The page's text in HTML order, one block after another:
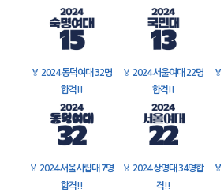
🏅 2024 동덕여대 32명
합격!!
🏅 2024 서울여대 22명
합격!!
🏅
🏅 2024 서울시립대 7명
합격!!
🏅 2024 상명대 34명합
격!!
🏅